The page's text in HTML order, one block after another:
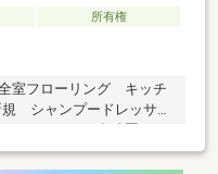
所有権
室フローリング キッチ
シャンプードレッサー
たくさんのお客様から感